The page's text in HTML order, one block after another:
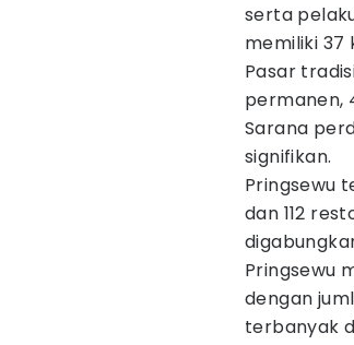
serta
memiliki 37
Pasar
permanen,
Sarana
signifikan.
Pringsewu
dan 112
Pringsewu
dengan
terbanyak